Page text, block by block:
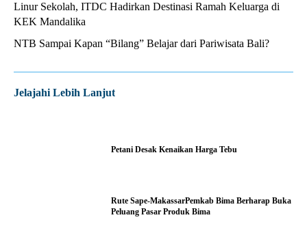
Linur Sekolah, ITDC Hadirkan Destinasi Ramah Keluarga di
KEK Mandalika
NTB Sampai Kapan “Bilang” Belajar dari Pariwisata Bali?
Jelajahi Lebih Lanjut
Petani Desak Kenaikan Harga Tebu
Rute Sape-MakassarPemkab Bima Berharap Buka
Peluang Pasar Produk Bima